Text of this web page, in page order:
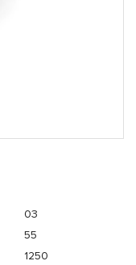
03
55
1250